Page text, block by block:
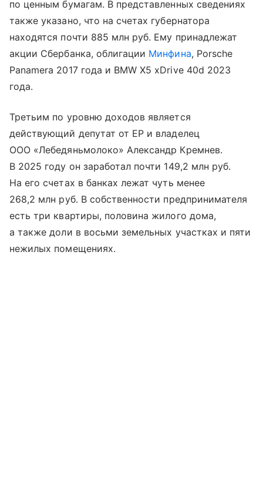
по ценным бумагам. В представленных сведениях
также указано, что на счетах губернатора
находятся почти 885 млн руб. Ему принадлежат
акции Сбербанка, облигации Минфина, Porsche
Panamera 2017 года и BMW X5 xDrive 40d 2023
года.
Третьим по уровню доходов является
действующий депутат от ЕР и владелец
ООО «Лебедяньмолоко» Александр Кремнев.
В 2025 году он заработал почти 149,2 млн руб.
На его счетах в банках лежат чуть менее
268,2 млн руб. В собственности предпринимателя
есть три квартиры, половина жилого дома,
а также доли в восьми земельных участках и пяти
нежилых помещениях.